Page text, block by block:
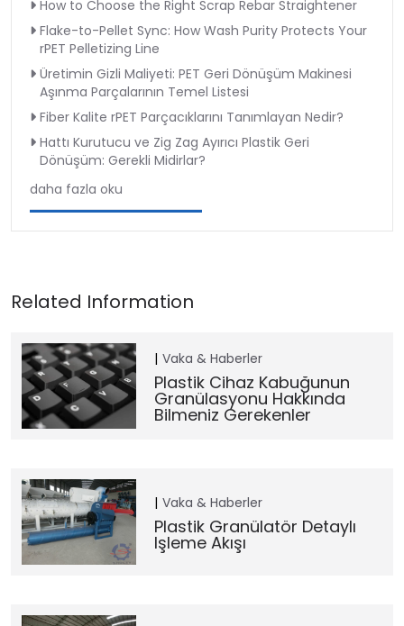
How to Choose the Right Scrap Rebar Straightener
Flake-to-Pellet Sync: How Wash Purity Protects Your
rPET Pelletizing Line
Üretimin Gizli Maliyeti: PET Geri Dönüşüm Makinesi
Aşınma Parçalarının Temel Listesi
Fiber Kalite rPET Parçacıklarını Tanımlayan Nedir?
Hattı Kurutucu ve Zig Zag Ayırıcı Plastik Geri
Dönüşüm: Gerekli Midirlar?
daha fazla oku
Vaka & Haberler
Plastik Cihaz Kabuğunun
Granülasyonu Hakkında
Bilmeniz Gerekenler
Vaka & Haberler
Plastik Granülatör Detaylı
Işleme Akışı